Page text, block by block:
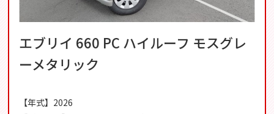
エブリイ 660 PC ハイルーフ モスグレ
ーメタリック
【年式】2026